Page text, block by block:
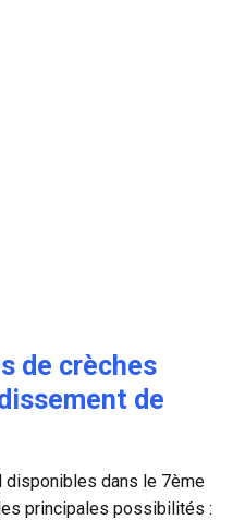
de crèches
de
disponibles dans le 7ème
principales possibilités :